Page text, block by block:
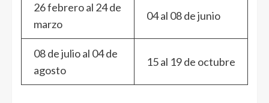
26 febrero al 24 de
marzo
04 al 08 de junio
08 de julio al 04 de
agosto
15 al 19 de octubre